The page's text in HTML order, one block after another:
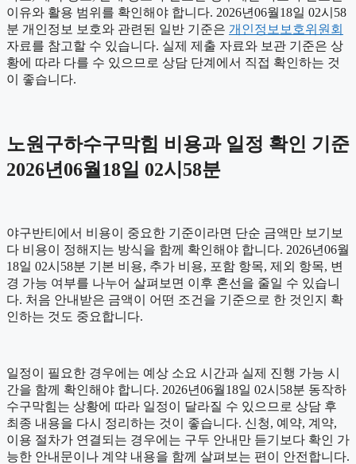
이유와 활용 범위를 확인해야 합니다. 2026년06월18일 02시58
분 개인정보 보호와 관련된 일반 기준은 개인정보보호위원회
자료를 참고할 수 있습니다. 실제 제출 자료와 보관 기준은 상
황에 따라 다를 수 있으므로 상담 단계에서 직접 확인하는 것
이 좋습니다.
노원구하수구막힘 비용과 일정 확인 기준
2026년06월18일 02시58분
야구반티에서 비용이 중요한 기준이라면 단순 금액만 보기보
다 비용이 정해지는 방식을 함께 확인해야 합니다. 2026년06월
18일 02시58분 기본 비용, 추가 비용, 포함 항목, 제외 항목, 변
경 가능 여부를 나누어 살펴보면 이후 혼선을 줄일 수 있습니
다. 처음 안내받은 금액이 어떤 조건을 기준으로 한 것인지 확
인하는 것도 중요합니다.
일정이 필요한 경우에는 예상 소요 시간과 실제 진행 가능 시
간을 함께 확인해야 합니다. 2026년06월18일 02시58분 동작하
수구막힘는 상황에 따라 일정이 달라질 수 있으므로 상담 후
최종 내용을 다시 정리하는 것이 좋습니다. 신청, 예약, 계약,
이용 절차가 연결되는 경우에는 구두 안내만 듣기보다 확인 가
능한 안내문이나 계약 내용을 함께 살펴보는 편이 안전합니다.